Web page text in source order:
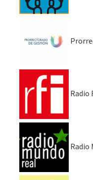
Radio
Radio